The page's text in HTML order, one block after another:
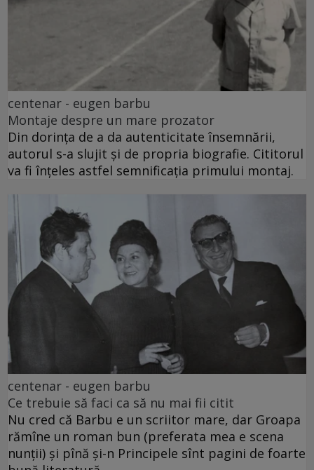
centenar - eugen barbu
Montaje despre un mare prozator
Din dorința de a da autenticitate însemnării,
autorul s-a slujit și de propria biografie. Cititorul
va fi înțeles astfel semnificația primului montaj.
centenar - eugen barbu
Ce trebuie să faci ca să nu mai fii citit
Nu cred că Barbu e un scriitor mare, dar Groapa
rămîne un roman bun (preferata mea e scena
nunții) și pînă și-n Principele sînt pagini de foarte